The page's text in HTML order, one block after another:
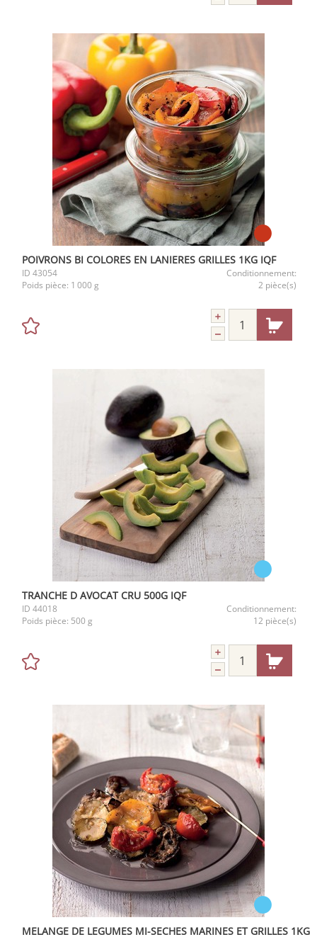
POIVRONS BI COLORES EN LANIERES GRILLES 1KG IQF
ID 43054
Conditionnement:
Poids pièce: 1 000 g 2 pièce(s)
TRANCHE D AVOCAT CRU 500G IQF
ID 44018
Conditionnement:
Poids pièce: 500 g 12 pièce(s)
MELANGE DE LEGUMES MI-SECHES MARINES ET GRILLES 1KG